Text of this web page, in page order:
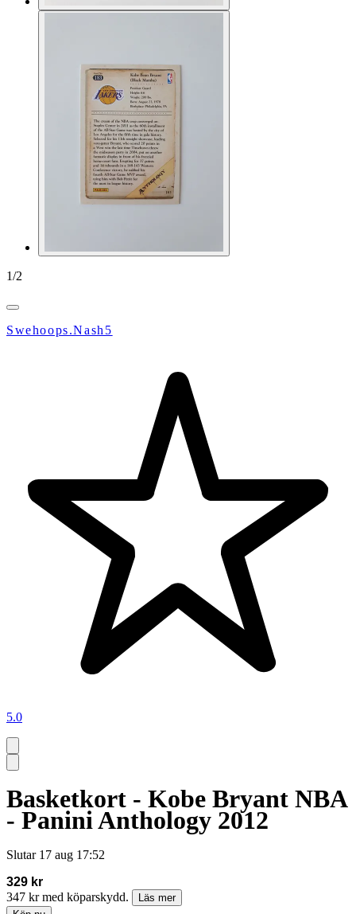
1/2
Swehoops.Nash5
5.0
Basketkort - Kobe Bryant NBA
- Panini Anthology 2012
Slutar 17 aug 17:52
329 kr
347 kr med köparskydd.
Läs mer